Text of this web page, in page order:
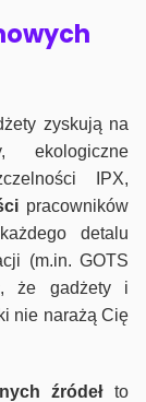
zyskują na
ekologiczne
IPX,
pracowników
detalu
(m.in. GOTS
że gadżety i
nie narażą Cię
źródełto